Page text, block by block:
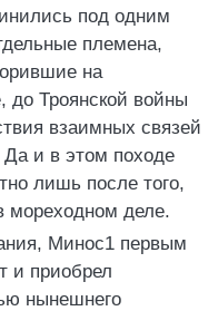
под одним
племена,
на
до Троянской войны
взаимных связей
и в этом походе
лишь после того,
мореходном деле.
Минос1 первым
и приобрел
нынешнего